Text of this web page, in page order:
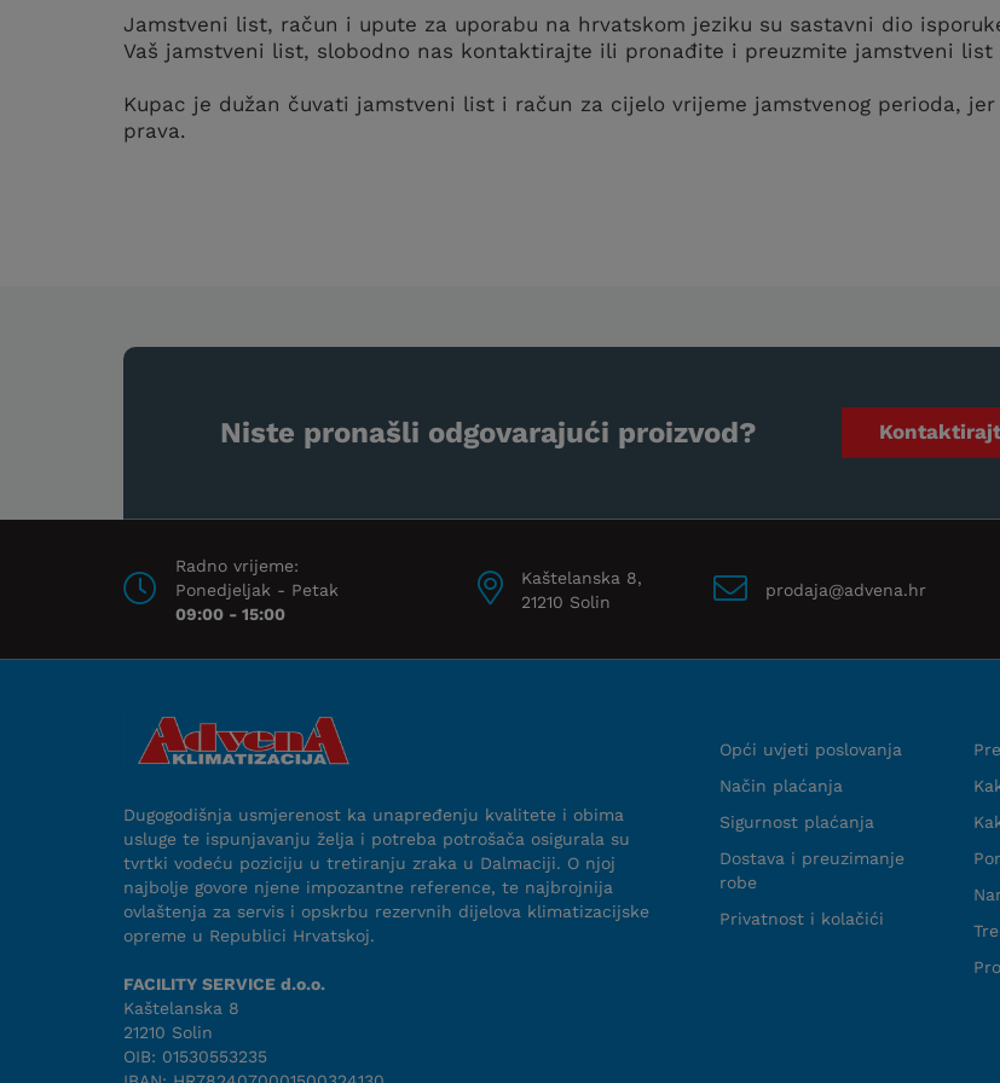
Jamstveni list, račun i upute za uporabu na hrvatskom jeziku su sastavni dio
Vaš jamstveni list, slobodno nas kontaktirajte ili pronađite i preuzmite jamstveni list
Kupac je dužan čuvati jamstveni list i račun za cijelo vrijeme jamstvenog perioda,
prava.
Niste pronašli odgovarajući proizvod?
Radno vrijeme:
Ponedjeljak - Petak
09:00 - 15:00
Kaštelanska 8,
21210 Solin
prodaja@advena.hr
Dugogodišnja usmjerenost ka unapređenju kvalitete i obima
usluge te ispunjavanju želja i potreba potrošača osigurala su
tvrtki vodeću poziciju u tretiranju zraka u Dalmaciji. O njoj
najbolje govore njene impozantne reference, te najbrojnija
ovlaštenja za servis i opskrbu rezervnih dijelova klimatizacijske
opreme u Republici Hrvatskoj.
FACILITY SERVICE d.o.o.
Kaštelanska 8
21210 Solin
OIB: 01530553235
Opći uvjeti poslovanja
Način plaćanja
Sigurnost plaćanja
Dostava i preuzimanje
robe
Privatnost i kolačići